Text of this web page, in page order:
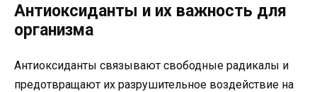
Антиоксиданты и их важность для
организма
Антиоксиданты связывают свободные радикалы и
предотвращают их разрушительное воздействие на